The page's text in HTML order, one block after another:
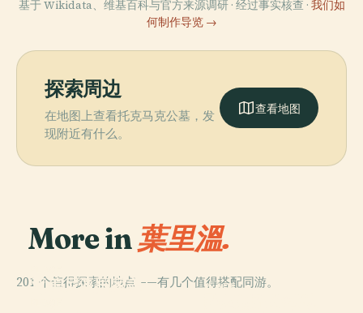
基于 Wikidata、维基百科与官方来源调研 · 经过事实核查 · 我们如
何制作导览 →
探索周边
在地图上查看托克马克公墓，发
现附近有什么。
查看地图
More in葉里溫.
201 个值得探索的地点——有几个值得搭配同游。
亚美尼亚国家美
PLACE
PLACE